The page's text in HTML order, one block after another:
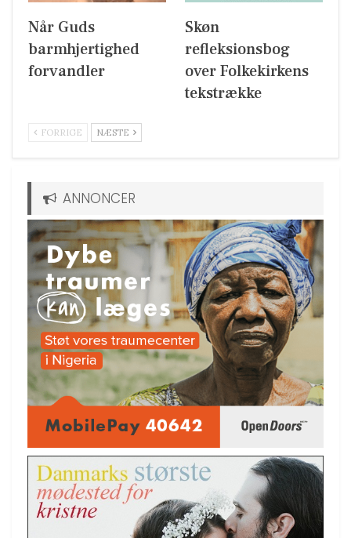
Når Guds
barmhjertighed
forvandler
Skøn
refleksionsbog
over Folkekirkens
tekstrække
FORRIGE NÆSTE
ANNONCER